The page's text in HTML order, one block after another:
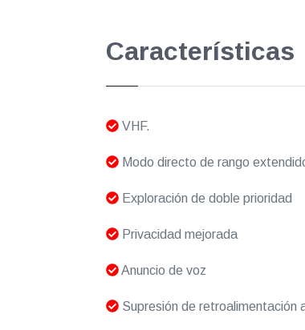
Características
VHF.
Modo directo de rango
Exploración de doble prioridad
Privacidad mejorada
Anuncio de voz
Supresión de retroalimentación